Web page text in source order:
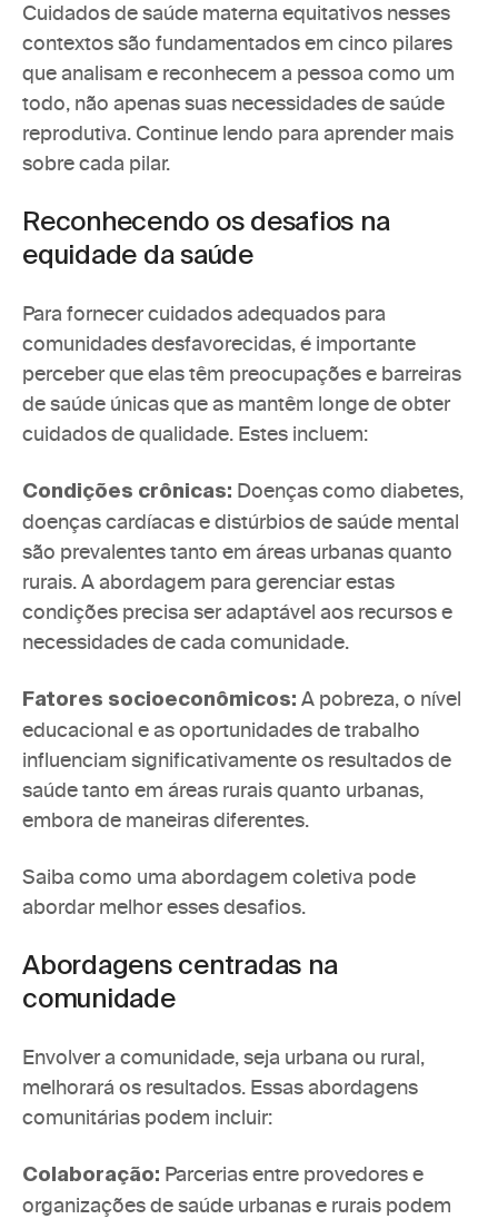
Cuidados de saúde materna equitativos nesses
contextos são fundamentados em cinco pilares
que analisam e reconhecem a pessoa como um
todo, não apenas suas necessidades de saúde
reprodutiva. Continue lendo para aprender mais
sobre cada pilar.
Reconhecendo os desafios na
equidade da saúde
Para fornecer cuidados adequados para
comunidades desfavorecidas, é importante
perceber que elas têm preocupações e barreiras
de saúde únicas que as mantêm longe de obter
cuidados de qualidade. Estes incluem:
Condições crônicas: Doenças como diabetes,
doenças cardíacas e distúrbios de saúde mental
são prevalentes tanto em áreas urbanas quanto
rurais. A abordagem para gerenciar estas
condições precisa ser adaptável aos recursos e
necessidades de cada comunidade.
Fatores socioeconômicos: A pobreza, o nível
educacional e as oportunidades de trabalho
influenciam significativamente os resultados de
saúde tanto em áreas rurais quanto urbanas,
embora de maneiras diferentes.
Saiba como uma abordagem coletiva pode
abordar melhor esses desafios.
Abordagens centradas na
comunidade
Envolver a comunidade, seja urbana ou rural,
melhorará os resultados. Essas abordagens
comunitárias podem incluir:
Colaboração: Parcerias entre provedores e
organizações de saúde urbanas e rurais podem